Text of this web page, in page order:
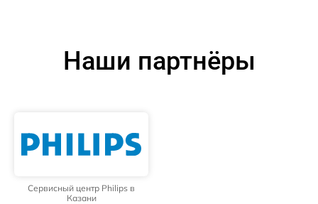
Наши партнёры
Сервисный центр Philips в
Казани